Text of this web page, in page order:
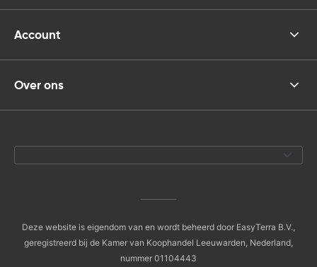
Account
Over ons
Deze website is eigendom van en wordt beheerd door EasyTerra B.V.,
geregistreerd bij de Kamer van Koophandel Leeuwarden, Nederland,
nummer 01104443